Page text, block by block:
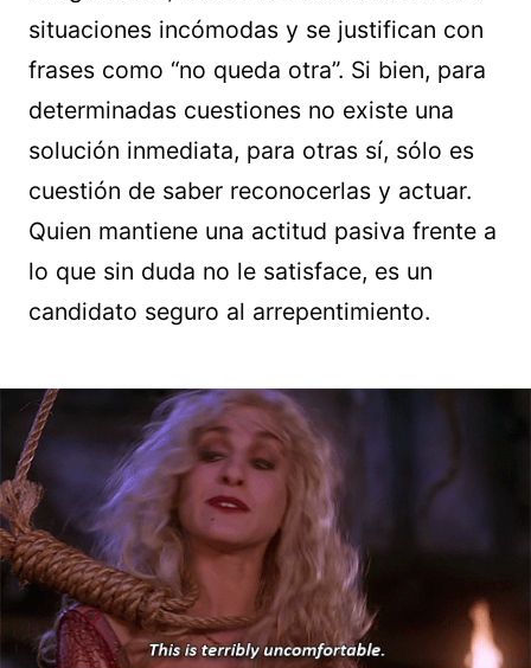
situaciones incómodas y se justifican con
frases como “no queda otra”. Si bien, para
determinadas cuestiones no existe una
solución inmediata, para otras sí, sólo es
cuestión de saber reconocerlas y actuar.
Quien mantiene una actitud pasiva frente a
lo que sin duda no le satisface, es un
candidato seguro al arrepentimiento.